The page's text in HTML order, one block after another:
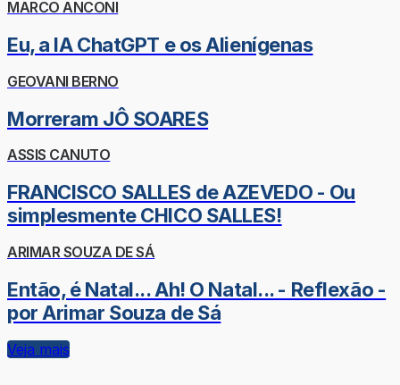
MARCO ANCONI
Eu, a IA ChatGPT e os Alienígenas
GEOVANI BERNO
Morreram JÔ SOARES
ASSIS CANUTO
FRANCISCO SALLES de AZEVEDO - Ou
simplesmente CHICO SALLES!
ARIMAR SOUZA DE SÁ
Então, é Natal... Ah! O Natal... - Reflexão -
por Arimar Souza de Sá
Veja mais